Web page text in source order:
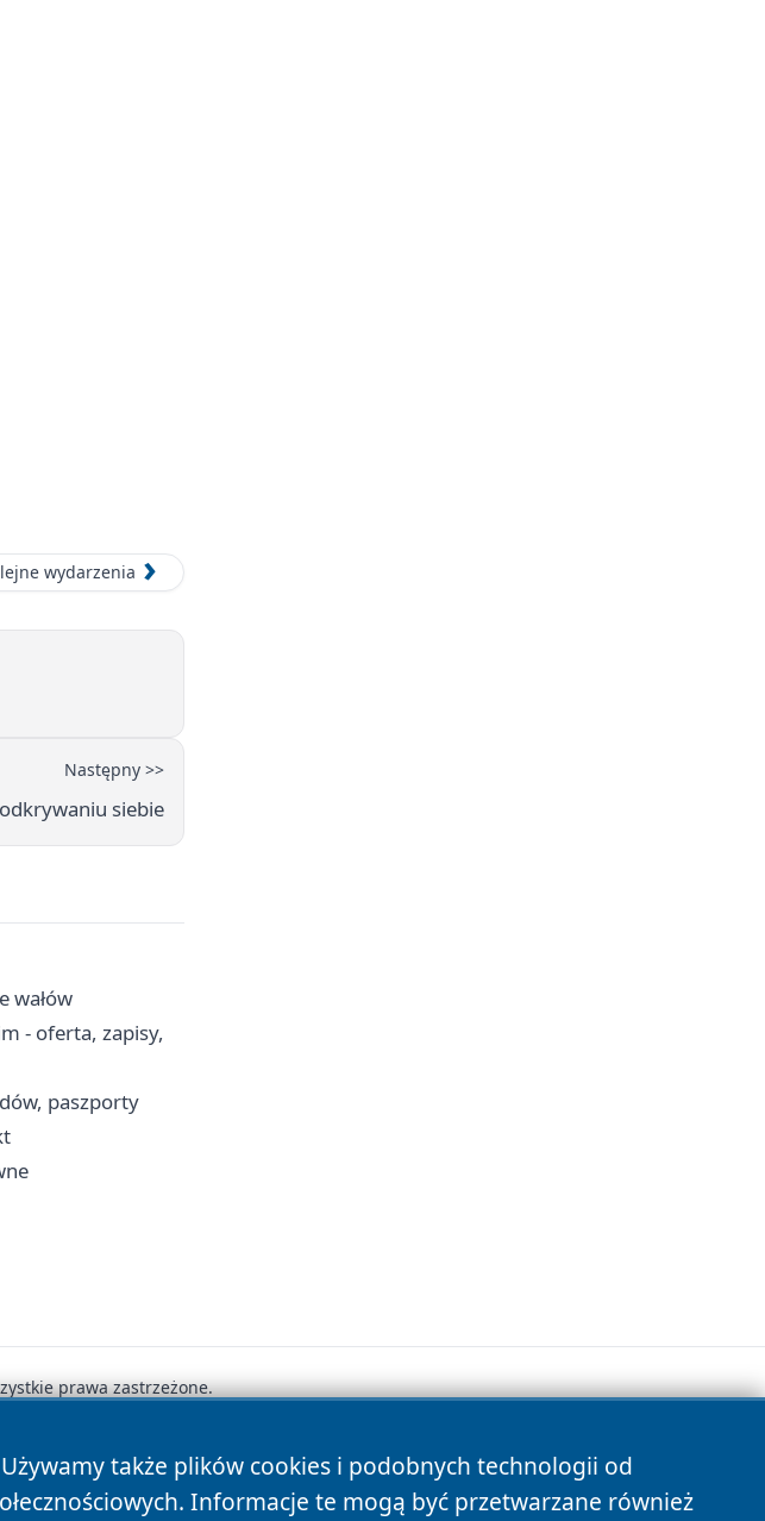
wydarzenia
Następny >>
siebie
wałów
- oferta, zapisy,
paszporty
także plików cookies i podobnych technologii od
Informacje te mogą być przetwarzane również
prawa zastrzeżone.
Polityka Cookies